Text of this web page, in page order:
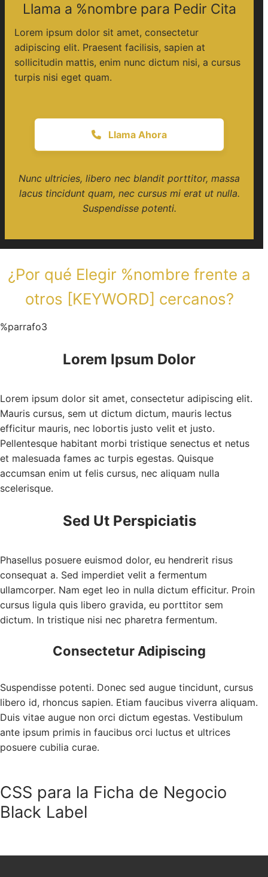
Llama a %nombre para Pedir Cita
Lorem ipsum dolor sit amet, consectetur
adipiscing elit. Praesent facilisis, sapien at
sollicitudin mattis, enim nunc dictum nisi, a cursus
turpis nisi eget quam.
Llama Ahora
Nunc ultricies, libero nec blandit porttitor, massa
lacus tincidunt quam, nec cursus mi erat ut nulla.
Suspendisse potenti.
¿Por qué Elegir %nombre frente a
otros [KEYWORD] cercanos?
%parrafo3
Lorem Ipsum Dolor
Lorem ipsum dolor sit amet, consectetur adipiscing elit.
Mauris cursus, sem ut dictum dictum, mauris lectus
efficitur mauris, nec lobortis justo velit et justo.
Pellentesque habitant morbi tristique senectus et netus
et malesuada fames ac turpis egestas. Quisque
accumsan enim ut felis cursus, nec aliquam nulla
scelerisque.
Sed Ut Perspiciatis
Phasellus posuere euismod dolor, eu hendrerit risus
consequat a. Sed imperdiet velit a fermentum
ullamcorper. Nam eget leo in nulla dictum efficitur. Proin
cursus ligula quis libero gravida, eu porttitor sem
dictum. In tristique nisi nec pharetra fermentum.
Consectetur Adipiscing
Suspendisse potenti. Donec sed augue tincidunt, cursus
libero id, rhoncus sapien. Etiam faucibus viverra aliquam.
Duis vitae augue non orci dictum egestas. Vestibulum
ante ipsum primis in faucibus orci luctus et ultrices
posuere cubilia curae.
CSS para la Ficha de Negocio
Black Label